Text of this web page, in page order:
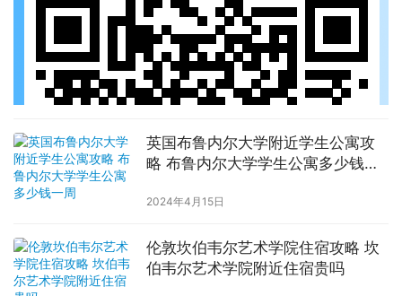
英国布鲁内尔大学附近学生公寓攻
略 布鲁内尔大学学生公寓多少钱一
2024年4月15日
伦敦坎伯韦尔艺术学院住宿攻略 坎
伯韦尔艺术学院附近住宿贵吗